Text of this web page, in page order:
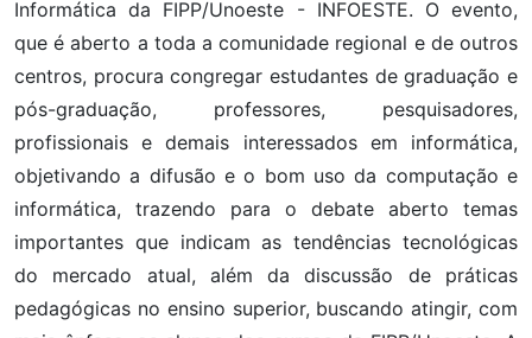
Informática da FIPP/Unoeste - INFOESTE. O evento,
que é aberto a toda a comunidade regional e de outros
centros, procura congregar estudantes de graduação e
pós-graduação, professores, pesquisadores,
profissionais e demais interessados em informática,
objetivando a difusão e o bom uso da computação e
informática, trazendo para o debate aberto temas
importantes que indicam as tendências tecnológicas
do mercado atual, além da discussão de práticas
pedagógicas no ensino superior, buscando atingir, com